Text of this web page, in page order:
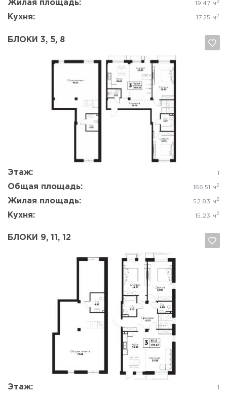
Жилая площадь: 19.47 м 2
Кухня: 17.25 м 2
БЛОКИ 3, 5, 8
Этаж: 1
Общая площадь: 166.51 м 2
Жилая площадь: 52.83 м 2
Кухня: 15.23 м 2
Да, удалить
БЛОКИ 9, 11, 12
Этаж: 1